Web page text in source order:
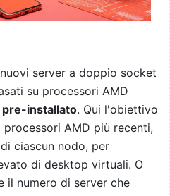
server a doppio socket
su processori AMD
pre-installato. Qui l'obiettivo
AMD più recenti,
ciascun nodo, per
di desktop virtuali. O
il numero di server che